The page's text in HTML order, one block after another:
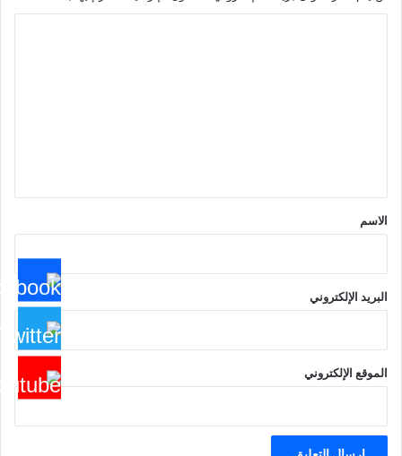
*
الاسم
البريد الإلكتروني
الموقع الإلكتروني